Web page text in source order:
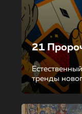
21
тренды